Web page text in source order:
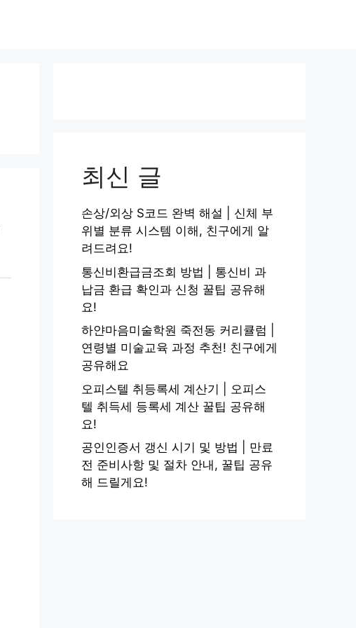
최신 글
손상/외상 S코드 완벽 해설 | 신체 부
위별 분류 시스템 이해, 친구에게 알
려드려요!
통신비환급금조회 방법 | 통신비 과
납금 환급 확인과 신청 꿀팁 공유해
요!
하얀마음미술학원 죽전동 커리큘럼 |
연령별 미술교육 과정 추천! 친구에게
공유해요
오피스텔 취등록세 계산기 | 오피스
텔 취득세 등록세 계산 꿀팁 공유해
요!
공인인증서 갱신 시기 및 방법 | 만료
전 준비사항 및 절차 안내, 꿀팁 공유
해 드릴게요!